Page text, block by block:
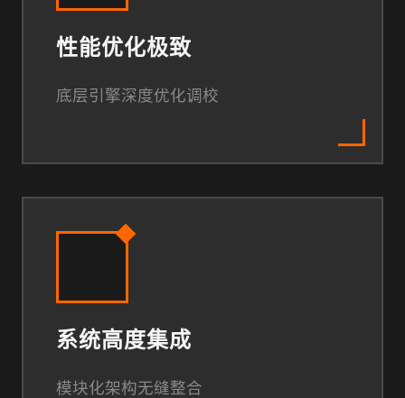
性能优化极致
底层引擎深度优化调校
系统高度集成
模块化架构无缝整合